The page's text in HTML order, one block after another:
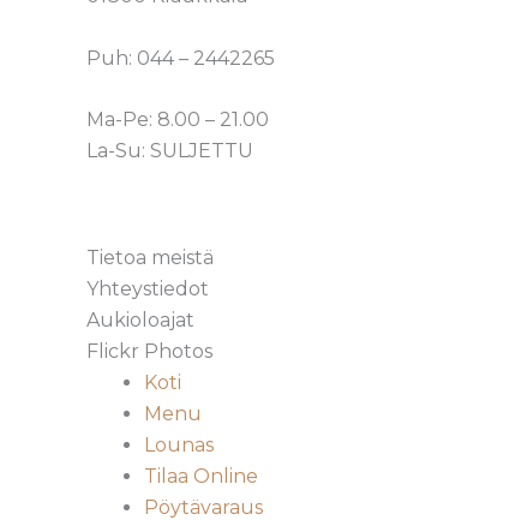
Puh: 044 – 2442265
Ma-Pe: 8.00 – 21.00
La-Su: SULJETTU
Tietoa meistä
Yhteystiedot
Aukioloajat
Flickr Photos
Koti
Menu
Lounas
Tilaa Online
Pöytävaraus